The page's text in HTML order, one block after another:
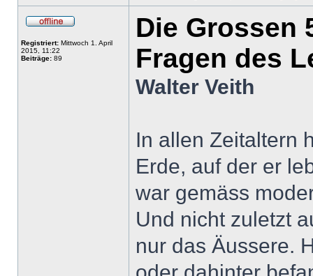
Registriert: Mittwoch 1. April
2015, 11:22
Beiträge: 89
Die Grossen
Fragen des
Walter Veith
In allen Zeitaltern
Erde, auf der er
war gemäss
Und nicht zuletzt
nur das Äussere.